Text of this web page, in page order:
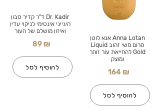
Dr. Kadir ד"ר קדיר סבון
היגייני אינטימי לניקוי עדין
ואיזון מושלם של העור
89 ₪
להוסיף לסל
Anna Lotan אנא לוטן
סרום משי זהוב Liquid
Gold להחייאת עור זוהר
ומוצק
164 ₪
להוסיף לסל